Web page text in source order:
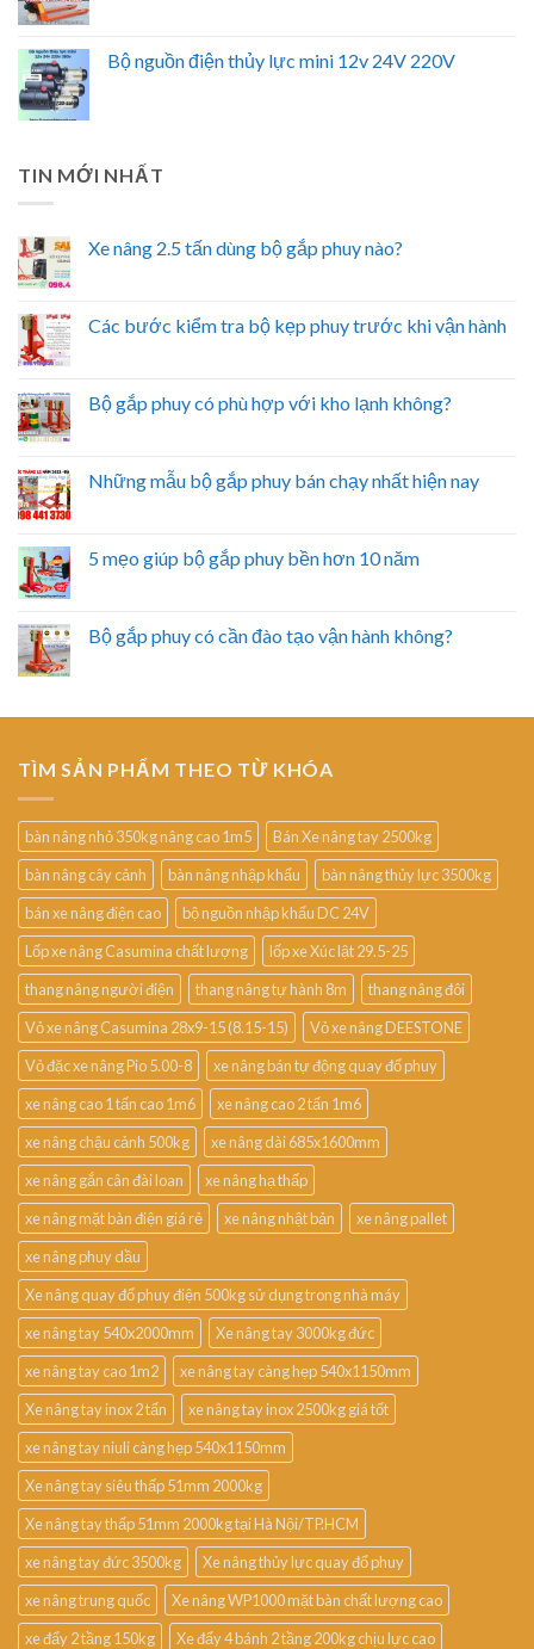
Bộ nguồn điện thủy lực mini 12v 24V 220V
TIN MỚI NHẤT
Xe nâng 2.5 tấn dùng bộ gắp phuy nào?
Các bước kiểm tra bộ kẹp phuy trước khi vận hành
Bộ gắp phuy có phù hợp với kho lạnh không?
Những mẫu bộ gắp phuy bán chạy nhất hiện nay
5 mẹo giúp bộ gắp phuy bền hơn 10 năm
Bộ gắp phuy có cần đào tạo vận hành không?
TÌM SẢN PHẨM THEO TỪ KHÓA
bàn nâng nhỏ 350kg nâng cao 1m5
Bán Xe nâng tay 2500kg
bàn nâng cây cảnh
bàn nâng nhập khẩu
bàn nâng thủy lực 3500kg
bán xe nâng điện cao
bộ nguồn nhập khẩu DC 24V
Lốp xe nâng Casumina chất lượng
lốp xe Xúc lật 29.5-25
thang nâng người điện
thang nâng tự hành 8m
thang nâng đôi
Vỏ xe nâng Casumina 28x9-15 (8.15-15)
Vỏ xe nâng DEESTONE
Vỏ đặc xe nâng Pio 5.00-8
xe nâng bán tự động quay đổ phuy
xe nâng cao 1 tấn cao 1m6
xe nâng cao 2 tấn 1m6
xe nâng chậu cảnh 500kg
xe nâng dài 685x1600mm
xe nâng gắn cân đài loan
xe nâng hạ thấp
xe nâng mặt bàn điện giá rẻ
xe nâng nhật bản
xe nâng pallet
xe nâng phuy dầu
Xe nâng quay đổ phuy điện 500kg sử dụng trong nhà máy
xe nâng tay 540x2000mm
Xe nâng tay 3000kg đức
xe nâng tay cao 1m2
xe nâng tay càng hẹp 540x1150mm
Xe nâng tay inox 2 tấn
xe nâng tay inox 2500kg giá tốt
xe nâng tay niuli càng hẹp 540x1150mm
Xe nâng tay siêu thấp 51mm 2000kg
Xe nâng tay thấp 51mm 2000kg tại Hà Nội/TP.HCM
xe nâng tay đức 3500kg
Xe nâng thủy lực quay đổ phuy
xe nâng trung quốc
Xe nâng WP1000 mặt bàn chất lượng cao
xe đẩy 2 tầng 150kg
Xe đẩy 4 bánh 2 tầng 200kg chịu lực cao